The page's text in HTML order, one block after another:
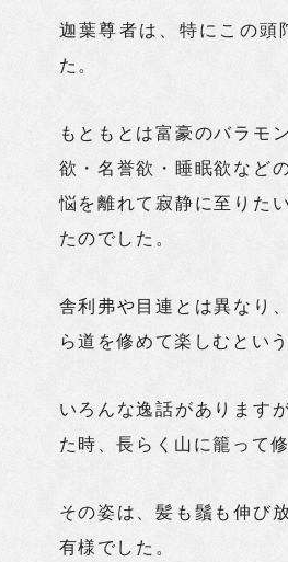
迦葉尊者は、特にこの頭
た。
もともとは富豪のバラモ
欲・名誉欲・睡眠欲など
悩を離れて寂静に至りた
たのでした。
舎利弗や目連とは異なり
ら道を修めて楽しむとい
いろんな逸話があります
た時、長らく山に籠って
その姿は、髪も鬚も伸び
有様でした。